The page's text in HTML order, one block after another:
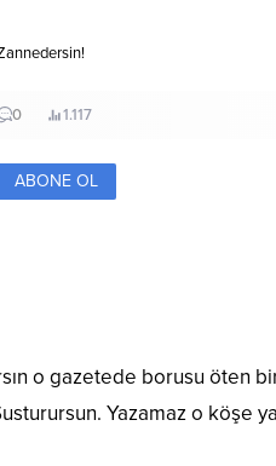
0 1.117
ABONE OL
o gazetede borusu öten
Yazamaz o köşe